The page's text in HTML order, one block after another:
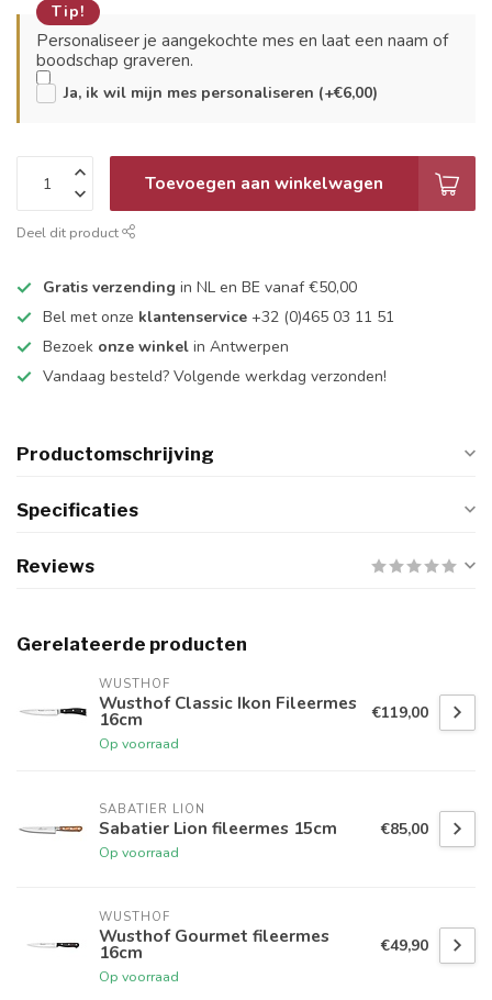
Tip!
Personaliseer je aangekochte mes en laat een naam of
boodschap graveren.
Ja, ik wil mijn mes personaliseren (+€6,00)
Toevoegen aan winkelwagen
Deel dit product
Gratis verzending in NL en BE vanaf €50,00
Bel met onze klantenservice +32 (0)465 03 11 51
Bezoek onze winkel in Antwerpen
Vandaag besteld? Volgende werkdag verzonden!
Productomschrijving
Specificaties
Reviews
Gerelateerde producten
WUSTHOF
Wusthof Classic Ikon Fileermes
16cm
Op voorraad
€119,00
SABATIER LION
Sabatier Lion fileermes 15cm
Op voorraad
€85,00
WUSTHOF
Wusthof Gourmet fileermes
16cm
Op voorraad
€49,90